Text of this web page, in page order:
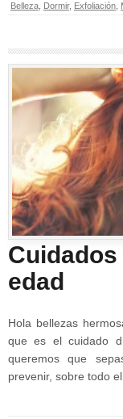
Belleza Dormir, Exfoliación
edad
Hola bellezas
que es el cuidado
queremos que
prevenir, sobre todo